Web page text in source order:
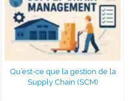
Qu’est-ce que la gestion de la
Supply Chain (SCM)